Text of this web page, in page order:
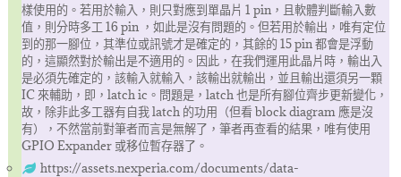
樣使用的。若用於輸入，則只對應到單晶片 1 pin，且軟體判斷輸入數
值，則分時多工 16 pin ，如此是沒有問題的。但若用於輸出，唯有定位
到的那一腳位，其準位或訊號才是確定的，其餘的 15 pin 都會是浮動
的，這顯然對於輸出是不適用的。因此，在我們運用此晶片時，輸出入
是必須先確定的，該輸入就輸入，該輸出就輸出，並且輸出還須另一顆
IC 來輔助，即，latch ic。問題是，latch 也是所有腳位齊步更新變化，
故，除非此多工器有自我 latch 的功用（但看 block diagram 應是沒
有），不然當前對筆者而言是無解了，筆者再查看的結果，唯有使用
GPIO Expander 或移位暫存器了。
https://assets.nexperia.com/documents/data-